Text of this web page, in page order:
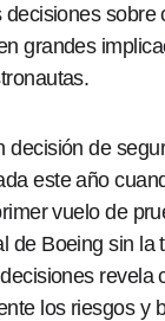
sobre
grandes
decisión de
este año
vuelo de
de Boeing sin la
revela
los riesgos y